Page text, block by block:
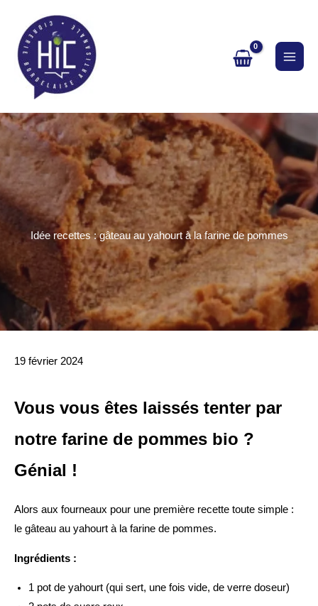
contenu
Idée recettes : gâteau au yahourt à la farine de pommes
19 février 2024
Vous vous êtes laissés tenter par
notre farine de pommes bio ?
Génial !
Alors aux fourneaux pour une première recette toute simple :
le gâteau au yahourt à la farine de pommes.
Ingrédients :
1 pot de yahourt (qui sert, une fois vide, de verre doseur)